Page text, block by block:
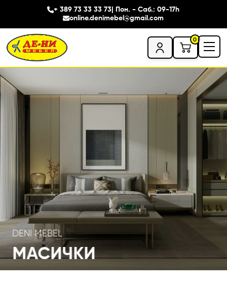
+ 389 73 33 33 73 | Пон. - Саб.: 09-17h
online.denimebel@gmail.com
0
DENI MEBEL
МАСИЧКИ